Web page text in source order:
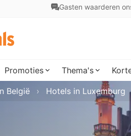
Gasten waarderen
Promoties Thema's
België Hotels in Luxemburg